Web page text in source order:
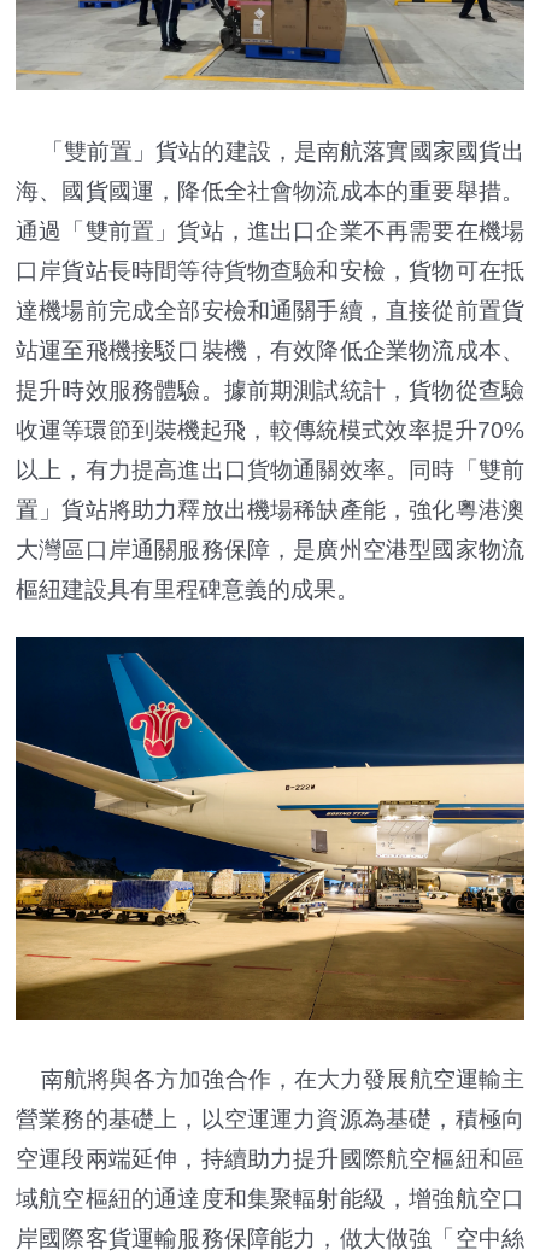
「雙前置」貨站的建設，是南航落實國家國貨出
海、國貨國運，降低全社會物流成本的重要舉措。
通過「雙前置」貨站，進出口企業不再需要在機場
口岸貨站長時間等待貨物查驗和安檢，貨物可在抵
達機場前完成全部安檢和通關手續，直接從前置貨
站運至飛機接駁口裝機，有效降低企業物流成本、
提升時效服務體驗。據前期測試統計，貨物從查驗
收運等環節到裝機起飛，較傳統模式效率提升70%
以上，有力提高進出口貨物通關效率。同時「雙前
置」貨站將助力釋放出機場稀缺產能，強化粵港澳
大灣區口岸通關服務保障，是廣州空港型國家物流
樞紐建設具有里程碑意義的成果。
南航將與各方加強合作，在大力發展航空運輸主
營業務的基礎上，以空運運力資源為基礎，積極向
空運段兩端延伸，持續助力提升國際航空樞紐和區
域航空樞紐的通達度和集聚輻射能級，增強航空口
岸國際客貨運輸服務保障能力，做大做強「空中絲